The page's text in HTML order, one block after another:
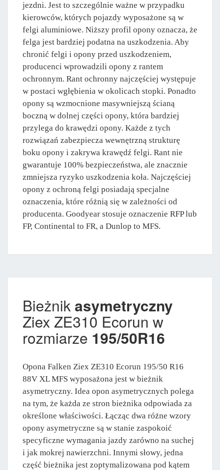
jezdni. Jest to szczególnie ważne w przypadku
kierowców, których pojazdy wyposażone są w
felgi aluminiowe. Niższy profil opony oznacza, że
felga jest bardziej podatna na uszkodzenia. Aby
chronić felgi i opony przed uszkodzeniem,
producenci wprowadzili opony z rantem
ochronnym. Rant ochronny najczęściej występuje
w postaci wgłębienia w okolicach stopki. Ponadto
opony są wzmocnione masywniejszą ścianą
boczną w dolnej części opony, która bardziej
przylega do krawędzi opony. Każde z tych
rozwiązań zabezpiecza wewnętrzną strukturę
boku opony i zakrywa krawędź felgi. Rant nie
gwarantuje 100% bezpieczeństwa, ale znacznie
zmniejsza ryzyko uszkodzenia koła. Najczęściej
opony z ochroną felgi posiadają specjalne
oznaczenia, które różnią się w zależności od
producenta. Goodyear stosuje oznaczenie RFP lub
FP, Continental to FR, a Dunlop to MFS.
Bieżnikasymetryczny
Ziex ZE310 Ecorun w
rozmiarze 195/50R16
Opona Falken Ziex ZE310 Ecorun 195/50 R16
88V XL MFS wyposażona jest w bieżnik
asymetryczny. Idea opon asymetrycznych polega
na tym, że każda ze stron bieżnika odpowiada za
określone właściwości. Łącząc dwa różne wzory
opony asymetryczne są w stanie zaspokoić
specyficzne wymagania jazdy zarówno na suchej
i jak mokrej nawierzchni. Innymi słowy, jedna
część bieżnika jest zoptymalizowana pod kątem